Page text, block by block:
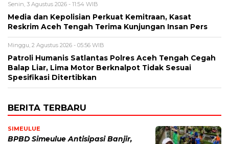
Senin, 3 Agustus 2026 - 11:54 WIB
Media dan Kepolisian Perkuat Kemitraan, Kasat
Reskrim Aceh Tengah Terima Kunjungan Insan Pers
Minggu, 2 Agustus 2026 - 05:56 WIB
Patroli Humanis Satlantas Polres Aceh Tengah Cegah
Balap Liar, Lima Motor Berknalpot Tidak Sesuai
Spesifikasi Ditertibkan
BERITA TERBARU
SIMEULUE
BPBD Simeulue Antisipasi Banjir,